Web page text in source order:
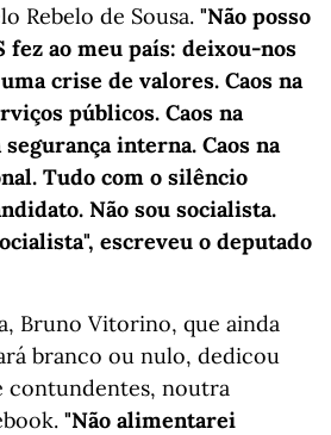
Rebelo de Sousa. "Não posso
fez ao meu país: deixou-nos
crise de valores. Caos na
públicos. Caos na
interna. Caos na
Tudo com o silêncio
Não sou socialista.
escreveu o deputado
Bruno Vitorino, que ainda
branco ou nulo, dedicou
contundentes, noutra
"Não alimentarei